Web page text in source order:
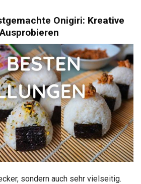
Onigiri: Kreative
sondern auch sehr vielseitig.